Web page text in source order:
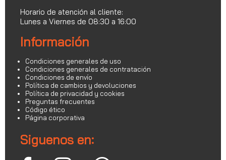
Horario de atención al cliente:
Lunes a Viernes de 08:30 a 16:00
Información
Condiciones generales de uso
Condiciones generales de contratación
Condiciones de envío
Política de cambios y devoluciones
Política de privacidad y cookies
Preguntas frecuentes
Código ético
Página corporativa
Siguenos en: